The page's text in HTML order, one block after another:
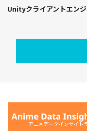
Unityクライアントエン